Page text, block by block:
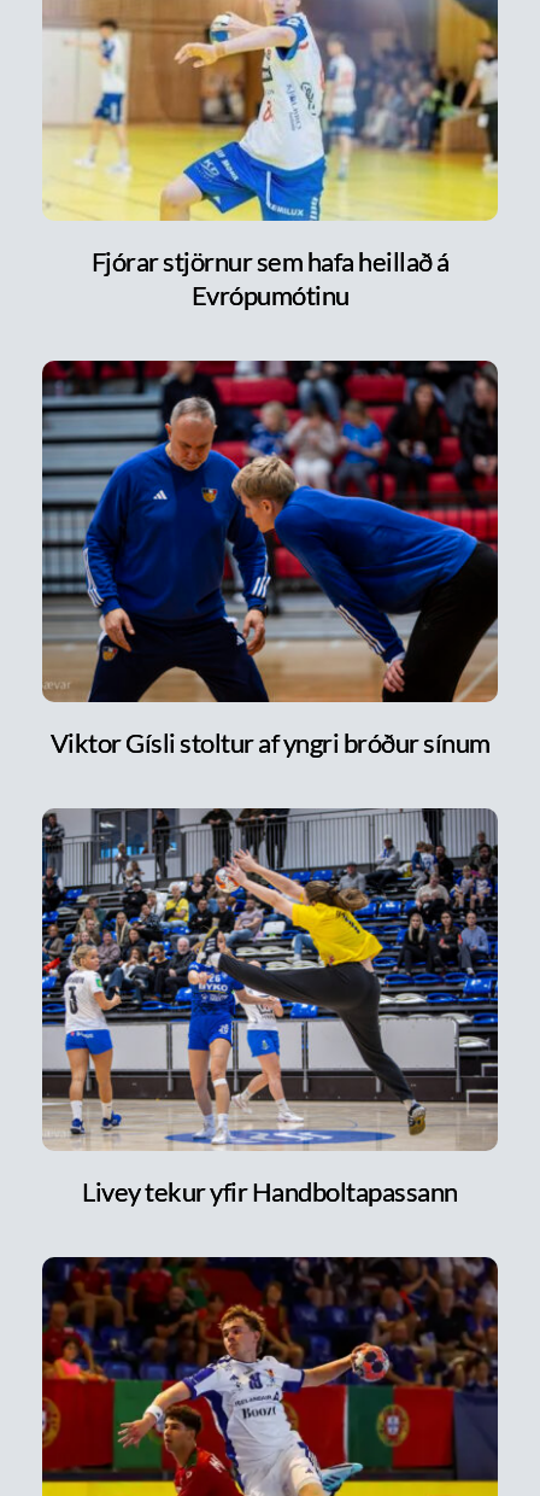
Fjórar stjörnur sem hafa heillað á
Evrópumótinu
Viktor Gísli stoltur af yngri bróður sínum
Livey tekur yfir Handboltapassann